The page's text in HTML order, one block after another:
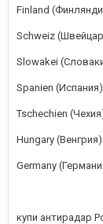
Finland
Schweiz
Slowakei
Spanien
Tschechien
Hungary
Germany
купи антирадар